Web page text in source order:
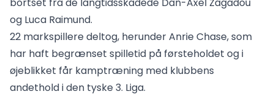
og Luca Raimund.
22 markspillere deltog, herunder Anrie Chase, som
har haft begrænset spilletid på førsteholdet og i
øjeblikket får kamptræning med klubbens
andethold i den tyske 3. Liga.